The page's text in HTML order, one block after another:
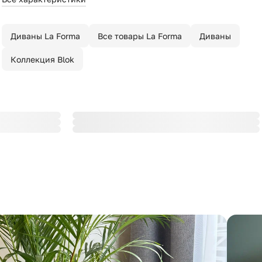
Диваны La Forma Все товары La Forma Диваны
Коллекция Blok